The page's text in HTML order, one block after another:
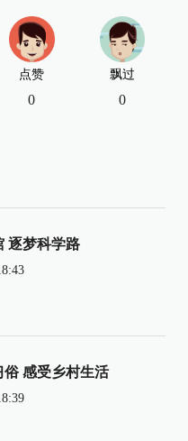
点赞
0
飘过
0
逐梦科学路
俗 感受乡村生活